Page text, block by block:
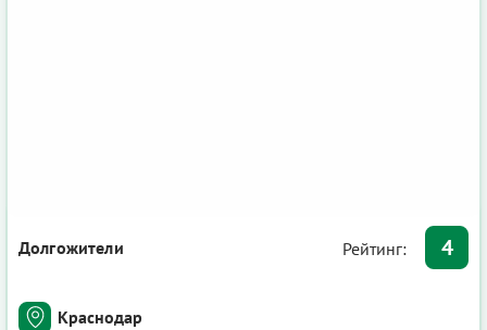
Долгожители Рейтинг: 4
Краснодар